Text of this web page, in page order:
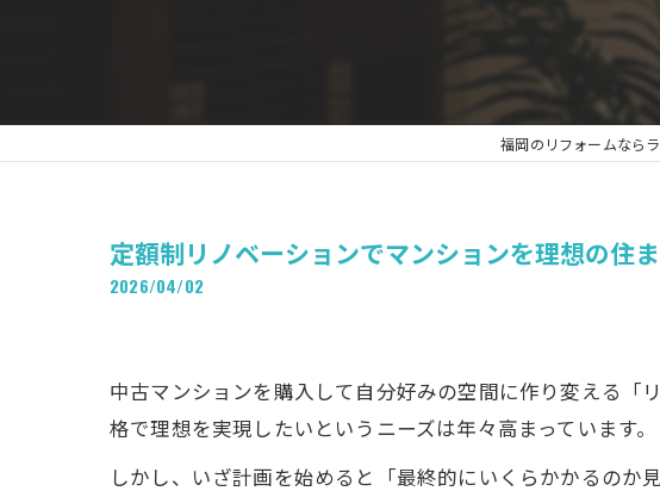
福岡のリフォームなら
定額制リノベーションでマンションを理想の住
2026/04/02
中古マンションを購入して自分好みの空間に作り変える
格で理想を実現したいというニーズは年々高まっています。
しかし、いざ計画を始めると「最終的にいくらかかるの